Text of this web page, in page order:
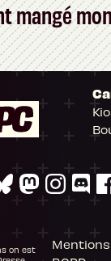
mangé
on est
Mentions